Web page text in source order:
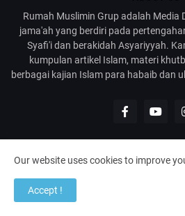
Rumah Muslimin Grup adalah Media
jama'ah yang berdiri pada
Syafi'i dan berakidah Asyariyyah.
kumpulan artikel Islam, materi
berbagai kajian Islam para habaib dan
| Media
Home
Our website uses cookies to improve
Accept !